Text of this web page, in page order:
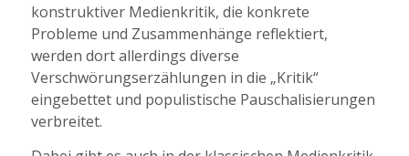
konstruktiver Medienkritik, die konkrete
Probleme und Zusammenhänge reflektiert,
werden dort allerdings diverse
Verschwörungserzählungen in die „Kritik“
eingebettet und populistische Pauschalisierungen
verbreitet.